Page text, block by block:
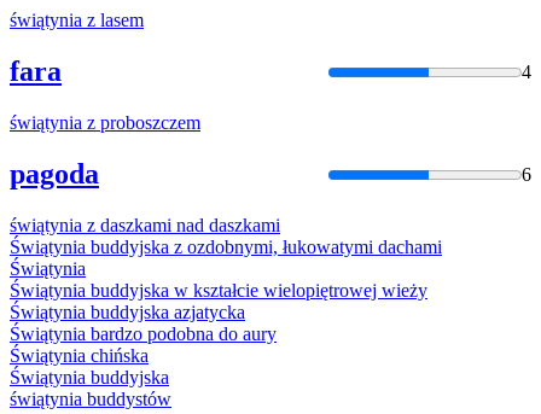
świątynia z lasem
fara 4
świątynia z proboszczem
pagoda 6
świątynia z daszkami nad daszkami
Świątynia buddyjska z ozdobnymi, łukowatymi dachami
Świątynia
Świątynia buddyjska w kształcie wielopiętrowej wieży
Świątynia buddyjska azjatycka
Świątynia bardzo podobna do aury
Świątynia chińska
Świątynia buddyjska
świątynia buddystów